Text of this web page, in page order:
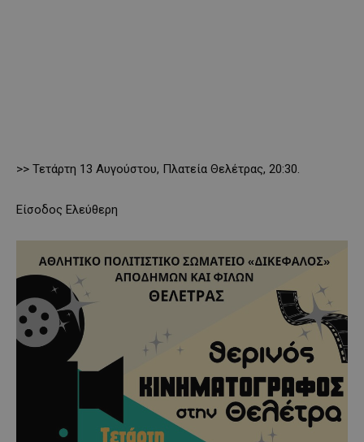
>> Τετάρτη 13 Αυγούστου, Πλατεία Θελέτρας, 20:30.
Είσοδος Ελεύθερη